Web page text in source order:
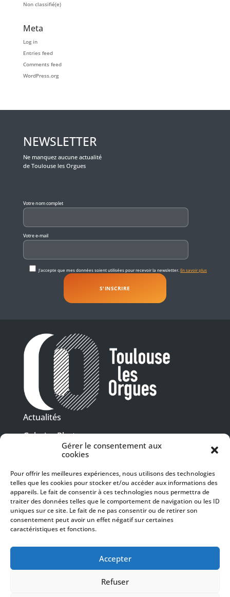
Gérer le consentement aux
cookies
Pour offrir les meilleures expériences, nous utilisons des technologies
telles que les cookies pour stocker et/ou accéder aux informations des
appareils. Le fait de consentir à ces technologies nous permettra de
traiter des données telles que le comportement de navigation ou les ID
uniques sur ce site. Le fait de ne pas consentir ou de retirer son
consentement peut avoir un effet négatif sur certaines
caractéristiques et fonctions.
Accepter
Refuser
Non classifié(e)
Meta
Log in
Entries feed
Comments feed
WordPress.org
NEWSLETTER
Ne manquez aucune actualité
de Toulouse les Orgues
Votre nom complet
Votre e-mail
J'accepte que mes données soient utilisées pour recevoir la newsletter.En savoir plus
Actualités
Galeries Photos
Vidéothèque
Presse
Programme PDF
Billetterie
Recrutement
Mentions légales
SUIVEZ-NOUS